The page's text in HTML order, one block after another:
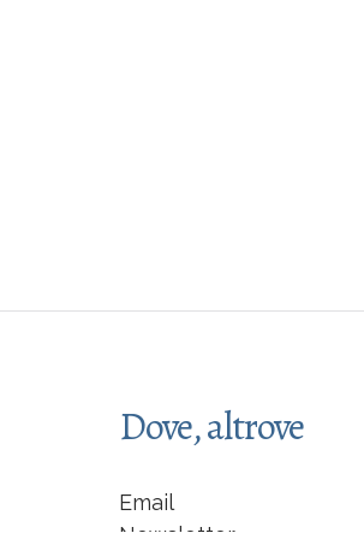
Dove, altrove
Email